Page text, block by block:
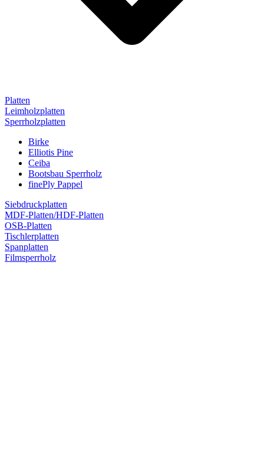
Platten
Leimholzplatten
Sperrholzplatten
Birke
Elliotis Pine
Ceiba
Bootsbau Sperrholz
finePly Pappel
Siebdruckplatten
MDF-Platten/HDF-Platten
OSB-Platten
Tischlerplatten
Spanplatten
Filmsperrholz